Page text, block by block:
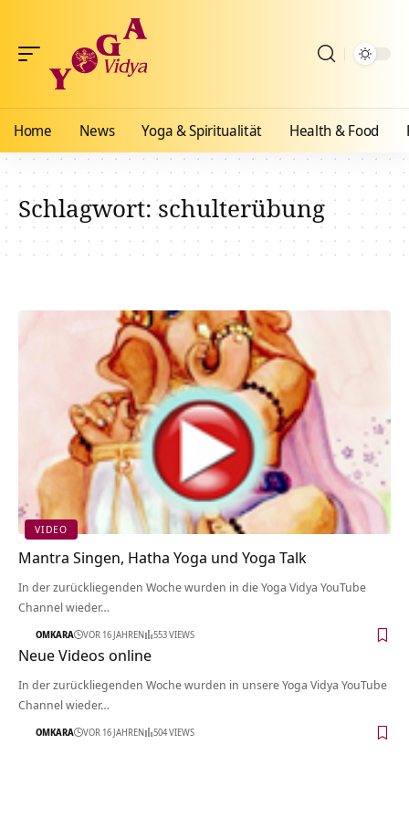
Home News Yoga & Spiritualität Health & Food
Schlagwort:schulterübung
VIDEO
Mantra Singen, Hatha Yoga und Yoga Talk
In der zurückliegenden Woche wurden in die Yoga Vidya YouTube
Channel wieder…
OMKARA VOR 16 JAHREN 553 VIEWS
Neue Videos online
In der zurückliegenden Woche wurden in unsere Yoga Vidya YouTube
Channel wieder…
OMKARA VOR 16 JAHREN 504 VIEWS